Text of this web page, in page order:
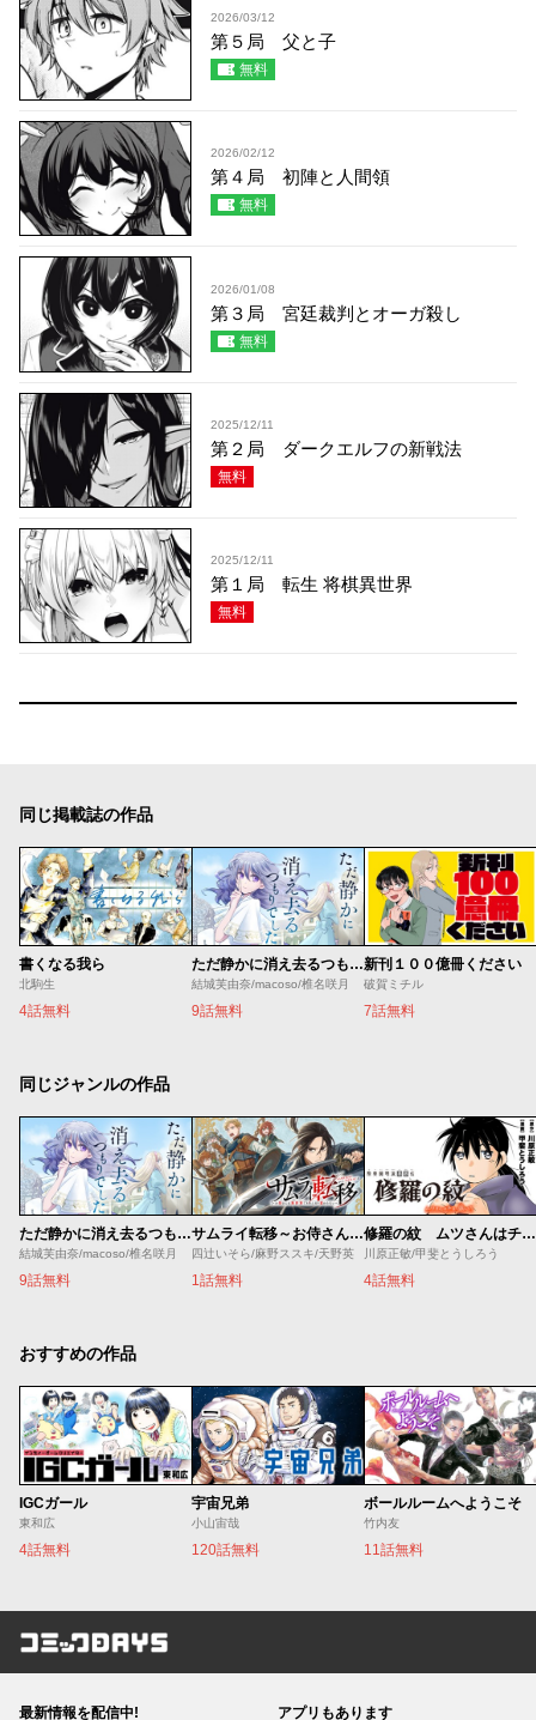
2026/03/12
第５局 父と子
無料
2026/02/12
第４局 初陣と人間領
無料
2026/01/08
第３局 宮廷裁判とオーガ殺し
無料
2025/12/11
第２局 ダークエルフの新戦法
無料
2025/12/11
第１局 転生 将棋異世界
無料
同じ掲載誌の作品
書くなる我ら
北駒生
4話無料
ただ静かに消え去るつもりでした
結城芙由奈/macoso/椎名咲月
9話無料
新刊１００億冊ください
破賀ミチル
7話無料
同じジャンルの作品
ただ静かに消え去るつもりでした
結城芙由奈/macoso/椎名咲月
9話無料
サムライ転移～お侍さんは異世界でもあんまり変わらない～
四辻いそら/麻野ススキ/天野英
1話無料
修羅の紋 ムツさんはチョー強い？！
川原正敏/甲斐とうしろう
4話無料
おすすめの作品
IGCガール
東和広
4話無料
宇宙兄弟
小山宙哉
120話無料
ボールルームへようこそ
竹内友
11話無料
コミックDAYS
最新情報を配信中! アプリもあります